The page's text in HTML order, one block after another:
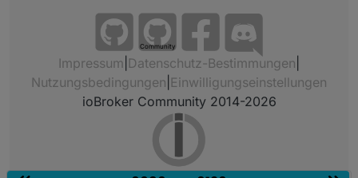
Community
Impressum Datenschutz-Bestimmungen
Nutzungsbedingungen Einwilligungseinstellungen
ioBroker Community 2014-2026